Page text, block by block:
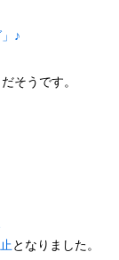
♪
そうです。
となりました。